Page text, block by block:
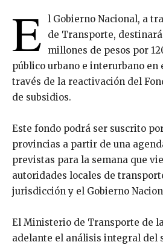
E l Gobierno Nacional, a
de Transporte,
millones de pesos por
público urbano e interurbano
través de la reactivación del
de subsidios.
Este fondo podrá ser suscrito
provincias a partir de una
previstas para la semana que
autoridades locales de
jurisdicción y el Gobierno
El Ministerio de Transporte de
adelante el análisis integral del